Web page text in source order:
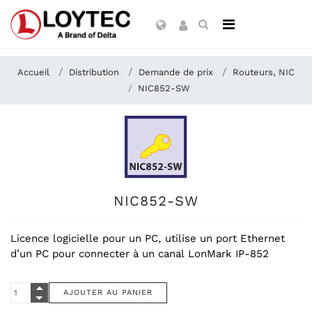
Accueil Distribution Demande de prix
Routeurs, NIC
NIC852-SW
NIC852-SW
Licence logicielle pour un PC, utilise un port Ethernet
d’un PC pour connecter à un canal LonMark IP-852